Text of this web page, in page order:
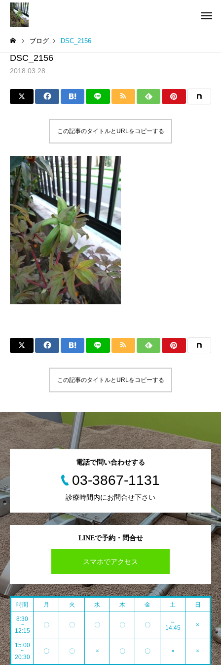
ブログ DSC_2156
DSC_2156
2018.03.28
この記事のタイトルとURLをコピーする
この記事のタイトルとURLをコピーする
LINEで予約・問合せ
スマホでアクセス
電話で問い合わせする
03-3867-1131
診療時間内にお問合せ下さい
時間 月 火 水 木 金 土 日
8:30
~
12:15
〇 〇 〇 〇 〇
～
14:45
×
15:00
~
20:30
〇 〇 × 〇 〇 × ×